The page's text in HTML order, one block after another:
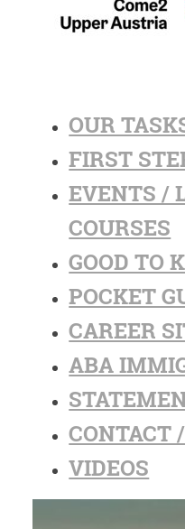
OUR
FIRST
EVENTS /
COURSES
GOOD TO
POCKET
CAREER
ABA
CONTACT
VIDEOS